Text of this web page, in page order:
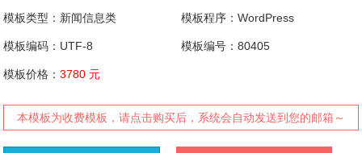
模板类型：新闻信息类 模板程序：WordPress
模板编码：UTF-8 模板编号：80405
模板价格：3780 元
本模板为收费模板，请点击购买后，系统会自动发送到您的邮箱～